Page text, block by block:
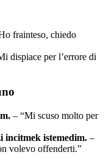
frainteso, chiedo
dispiace per l’errore di
– “Mi scuso molto per
incitmek istemedim. –
volevo offenderti.”